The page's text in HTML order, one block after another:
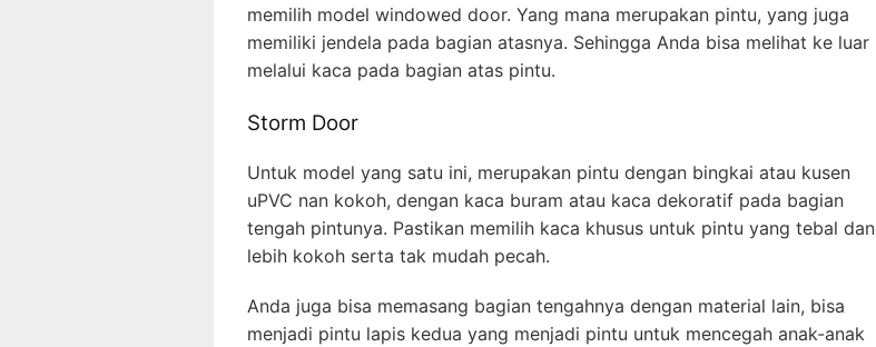
memilih model windowed door. Yang mana merupakan pintu, yang juga
memiliki jendela pada bagian atasnya. Sehingga Anda bisa melihat ke luar
melalui kaca pada bagian atas pintu.
Storm Door
Untuk model yang satu ini, merupakan pintu dengan bingkai atau kusen
uPVC nan kokoh, dengan kaca buram atau kaca dekoratif pada bagian
tengah pintunya. Pastikan memilih kaca khusus untuk pintu yang tebal dan
lebih kokoh serta tak mudah pecah.
Anda juga bisa memasang bagian tengahnya dengan material lain, bisa
menjadi pintu lapis kedua yang menjadi pintu untuk mencegah anak-anak